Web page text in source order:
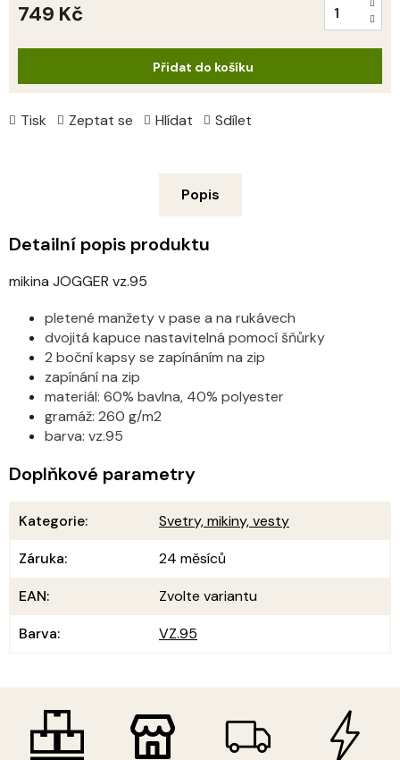
Tisk Zeptat se Hlídat Sdílet
749 Kč
Přidat do košíku
Popis
Detailní popis produktu
mikina JOGGER vz.95
pletené manžety v pase a na rukávech
dvojitá kapuce nastavitelná pomocí šňůrky
2 boční kapsy se zapínáním na zip
zapínání na zip
materiál: 60% bavlna, 40% polyester
gramáž: 260 g/m2
barva: vz.95
Doplňkové parametry
Kategorie:
Svetry, mikiny, vesty
Záruka:
24 měsíců
EAN:
Zvolte variantu
Barva: VZ.95